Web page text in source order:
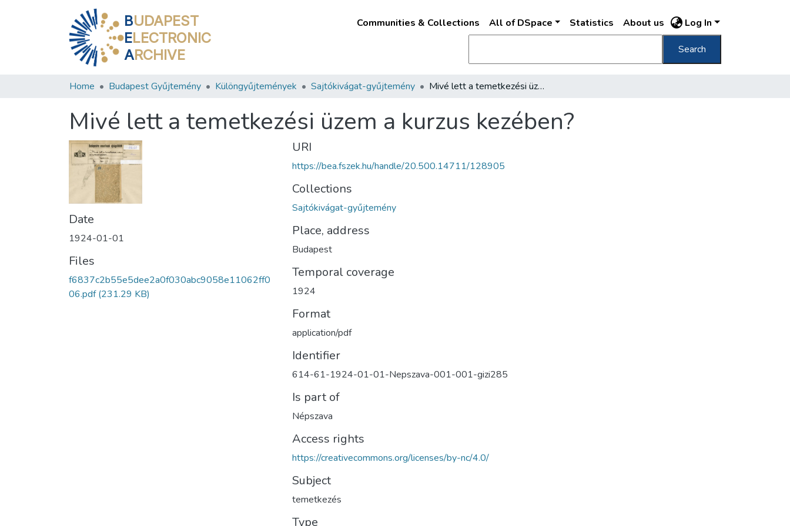
BUDAPEST
ELECTRONIC
ARCHIVE
Communities & Collections All of DSpace Statistics About us Log In
Search
Home Budapest Gyűjtemény Különgyűjtemények Sajtókivágat-gyűjtemény Mivé lett a temetkezési üzem a kurzus kezében?
Mivé lett a temetkezési üzem a kurzus kezében?
Date
1924-01-01
Files
f6837c2b55e5dee2a0f030abc9058e11062ff0
06.pdf(231.29 KB)
URI
https://bea.fszek.hu/handle/20.500.14711/128905
Collections
Sajtókivágat-gyűjtemény
Place, address
Budapest
Temporal coverage
1924
Format
application/pdf
Identifier
614-61-1924-01-01-Nepszava-001-001-gizi285
Is part of
Népszava
Access rights
https://creativecommons.org/licenses/by-nc/4.0/
Subject
temetkezés
Type